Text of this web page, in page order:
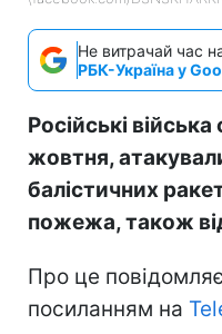
Не витрачай час
РБК-Україна у
Російські
жовтня,
балістичних
пожежа, також
Про це повідомляє
посиланням на